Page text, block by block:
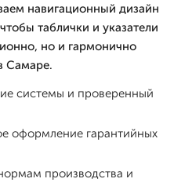
навигационный дизайн
таблички и указатели
но и гармонично
Самаре.
системы и проверенный
оформление гарантийных
производства и